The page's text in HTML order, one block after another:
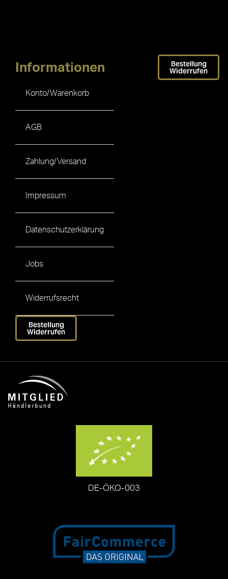
Informationen
Konto/Warenkorb
AGB
Zahlung/Versand
Impressum
Datenschutzerklärung
Jobs
Widerrufsrecht
Bestellung
Widerrufen
Bestellung
Widerrufen
DE-ÖKO-003